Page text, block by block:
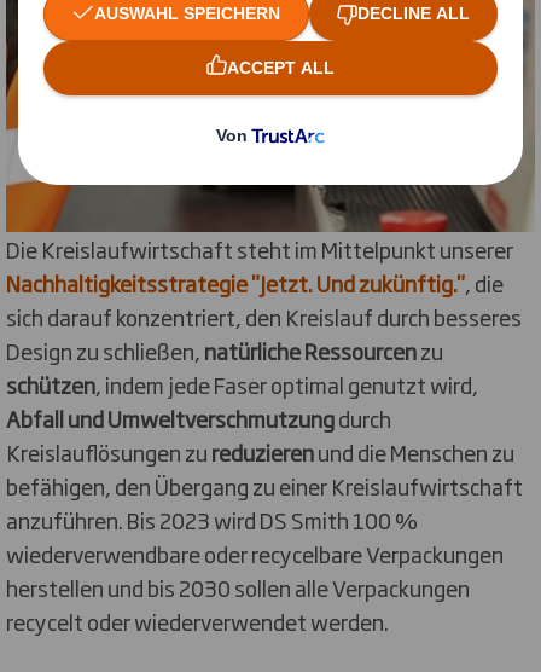
Die Kreislaufwirtschaft steht im Mittelpunkt unserer
Nachhaltigkeitsstrategie "Jetzt. Und zukünftig.", die
sich darauf konzentriert, den Kreislauf durch besseres
Design zu schließen,natürliche Ressourcenzu
schützen, indem jede Faser optimal genutzt wird,
Abfall und Umweltverschmutzungdurch
Kreislauflösungen zureduzierenund die Menschen zu
befähigen, den Übergang zu einer Kreislaufwirtschaft
anzuführen. Bis 2023 wird DS Smith 100 %
wiederverwendbare oder recycelbare Verpackungen
herstellen und bis 2030 sollen alle Verpackungen
recycelt oder wiederverwendet werden.